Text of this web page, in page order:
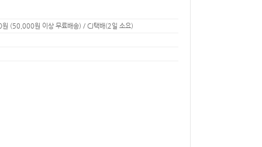
(50,000원 이상 무료배송) / CJ택배(2일 소요)